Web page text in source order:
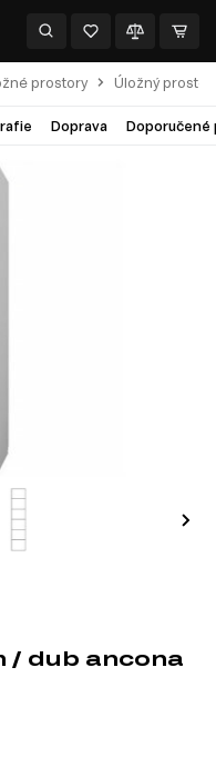
prostory Úložný prostor
Doprava Doporučené
/ dub ancona